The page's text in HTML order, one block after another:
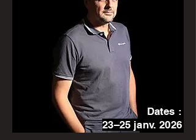
Dates :
23–25 janv. 2026